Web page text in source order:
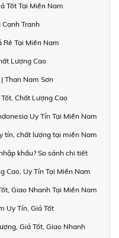
Tốt Tại Miền Nam
Tranh
Rẻ Tại Miền Nam
Lượng Cao
Than Nam Sơn
Chất Lượng Cao
Uy Tín Tại Miền Nam
tín, chất lượng tại miền Nam
khẩu? So sánh chi tiết
Cao, Uy Tín Tại Miền Nam
Giao Nhanh Tại Miền Nam
Uy Tín, Giá Tốt
Giá Tốt, Giao Nhanh